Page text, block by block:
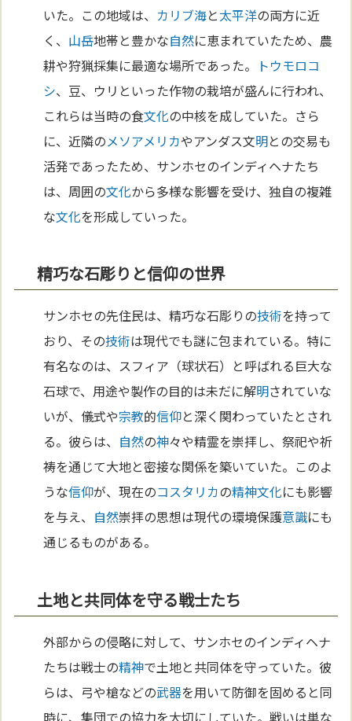
いた。この地域は、 カリブ海と太平洋の両方に近
く、 山岳地帯と豊かな自然に恵まれていたため、農
耕や狩猟採集に最適な場所であった。
トウモロコ
シ、豆、ウリといった作物の栽培が盛んに行われ、
これらは当時の食文化の中核を成していた。さら
に、近隣のメソアメリカやアンダス文明との交易も
活発であったため、サンホセのインディヘナたち
は、周囲の文化から多様な影響を受け、独自の複雑
な文化を形成していった。
精巧な石彫りと信仰の世界
サンホセの先住民は、精巧な石彫りの技術を持って
おり、その技術は現代でも謎に包まれている。特に
有名なのは、スフィア（球状石）と呼ばれる巨大な
石球で、用途や製作の目的は未だに解明されていな
いが、儀式や宗教的信仰と深く関わっていたとされ
る。彼らは、 自然の神々や精霊を崇拝し、祭祀や祈
祷を通じて大地と密接な関係を築いていた。このよ
うな信仰が、現在のコスタリカの精神文化にも影響
を与え、 自然崇拝の思想は現代の環境保護意識にも
通じるものがある。
土地と共同体を守る戦士たち
外部からの侵略に対して、サンホセのインディヘナ
たちは戦士の精神で土地と共同体を守っていた。彼
らは、弓や槍などの武器を用いて防御を固めると同